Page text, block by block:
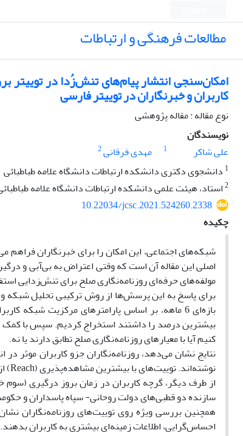
مطالعات فرهنگی و ارتباطات
امکان‌سنجی انتشار پیام‌های تنش‌زُدا در توییتر
کاربران و خبرنگاران در توییتر فارسی
نوع مقاله : مقاله پژوهشی
نویسندگان
علی شاکر
1 مهدی فرقانی2
1 دانشجوی دکتری دانشکده ارتباطات دانشگاه علامه طباطبائی
2استاد، هیئت علمی دانشکده ارتباطات دانشگاه علامه
10.22034/jcsc.2021.524260.2338
چکیده
شبکه‌های اجتماعی، این امکان را برای خبرنگاران فراهم
اصلی این مقاله آن است که وقتی اعتراض‌ به بی‌آبی و
مولفه‌های حرفه‌ای روزنامه‌نگاری صلح برای تنش‌زدایی
بازه‌ای 6 ماهه، بر اساس پارامترهای مرکزیت
بیشترین درصد را داشتند استخراج کردیم. سپس با
کنیم آیا با معیارهای روزنامه‌نگاری صلح تطابق دارند یا نه.
نتایج نشان می‌دهد، روزنامه‌نگاران جزو کاربران موثر
نوشته‌اند. توییت‌های با بیشترین مشاهده‌پذیری (Reach) از آن رسانه‌های فارسی‌ زبان در اروپا و آمریکا بوده است.
از طرف دیگر، گرچه کاربران در زمان بروز درگیری (سوم
سازنده دو قطبی‌های دولت روحانی- سپاه پاسداران و
همچنین بررسی ویژه روی توییت‌های روزنامه‌نگاران
احساس‌گرایی، اطلاعات زمینه‌ای بیشتری به کاربران بدهند.